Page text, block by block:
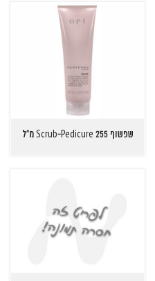
שפשוף Scrub-Pedicure 255 מ"ל